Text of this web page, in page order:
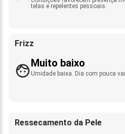
telas e repelentes pessoais.
Frizz
Muito baixo
Umidade baixa. Dia com pouca
Ressecamento da Pele